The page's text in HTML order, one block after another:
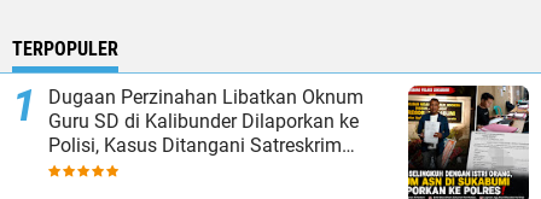
TERPOPULER
Dugaan Perzinahan Libatkan Oknum
Guru SD di Kalibunder Dilaporkan ke
Polisi, Kasus Ditangani Satreskrim
Polres Sukabumi